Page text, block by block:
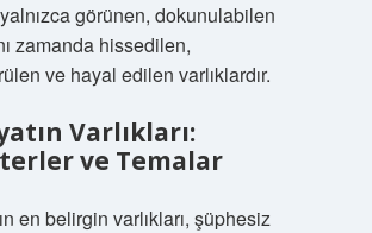
yalnızca görünen, dokunulabilen
zamanda hissedilen,
ve hayal edilen varlıklardır.
Varlıkları:
ve Temalar
en belirgin varlıkları, şüphesiz